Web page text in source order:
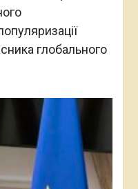
глобального